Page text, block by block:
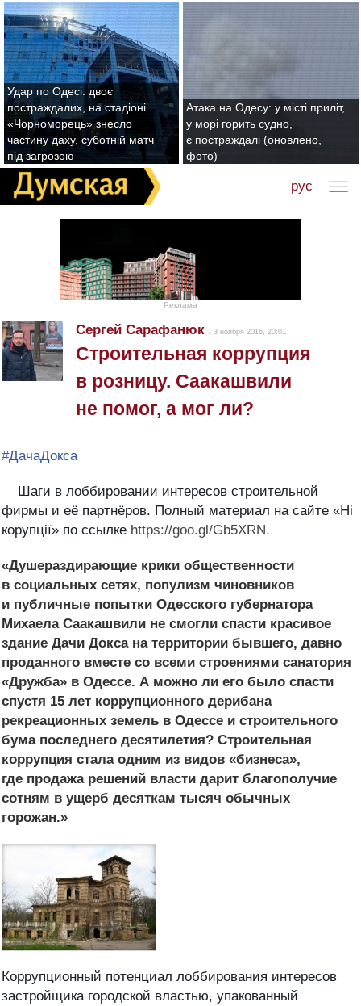
Удар по Одесі: двоє
постраждалих, на стадіоні
«Чорноморець» знесло
частину даху, суботній матч
під загрозою
Атака на Одесу: у місті приліт,
у морі горить судно,
є постраждалі (оновлено,
фото)
рус
Реклама
Сергей Сарафанюк / 3 ноября 2016, 20:01
Строительная коррупция
в розницу. Саакашвили
не помог, а мог ли?
#ДачаДокса
Шаги в лоббировании интересов строительной
фирмы и её партнёров. Полный материал на сайте «Ні
корупції» по ссылке https://goo.gl/Gb5XRN.
«Душераздирающие крики общественности
в социальных сетях, популизм чиновников
и публичные попытки Одесского губернатора
Михаела Саакашвили не смогли спасти красивое
здание Дачи Докса на территории бывшего, давно
проданного вместе со всеми строениями санатория
«Дружба» в Одессе. А можно ли его было спасти
спустя 15 лет коррупционного дерибана
рекреационных земель в Одессе и строительного
бума последнего десятилетия? Строительная
коррупция стала одним из видов «бизнеса»,
где продажа решений власти дарит благополучие
сотням в ущерб десяткам тысяч обычных
горожан.»
Коррупционный потенциал лоббирования интересов
застройщика городской властью, упакованный